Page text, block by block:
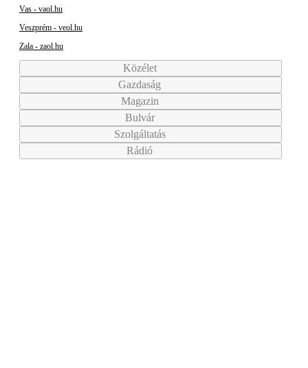
Vas - vaol.hu
Veszprém - veol.hu
Zala - zaol.hu
Közélet
Gazdaság
Magazin
Bulvár
Szolgáltatás
Rádió